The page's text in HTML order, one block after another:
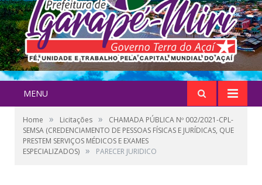
MENU
Home » Licitações »
CHAMADA PÚBLICA Nº 002/2021-CPL-
SEMSA (CREDENCIAMENTO DE PESSOAS FÍSICAS E JURÍDICAS, QUE
PRESTEM SERVIÇOS MÉDICOS E EXAMES
ESPECIALIZADOS) » PARECER JURIDICO